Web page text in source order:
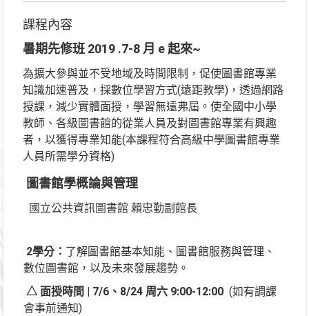
課程內容
暑期先修班 2019 .7-8 月 e 起來~
為擴大參與並不受地域及時間限制，促使圖書館專業
知識加速普及，採數位學習方式(遠距教學)，透過網路
授課，減少實體面授，學習無遠弗屆。使全國中小學
教師、各級圖書館的從業人員及對圖書館專業有興趣
者，以獲得專業知能(本課程符合高級中學圖書館專業
人員所需學分資格)
圖書館學概論與管理
國立公共資訊圖書館 賴忠勤副館長
2學分： 了解圖書館基本知能、圖書館服務與管理、
數位圖書館，以及未來發展趨勢。
△ 面授時間 | 7/6、8/24 周六 9:00-12:00 (如有調課
會事前通知)